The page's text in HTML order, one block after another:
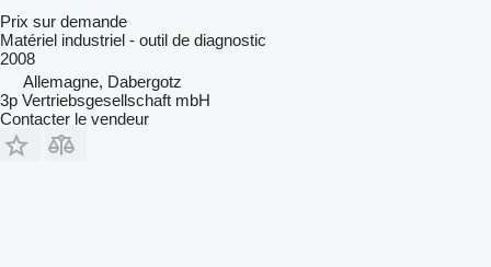
Prix sur demande
Matériel industriel - outil de diagnostic
2008
Allemagne, Dabergotz
3p Vertriebsgesellschaft mbH
Contacter le vendeur